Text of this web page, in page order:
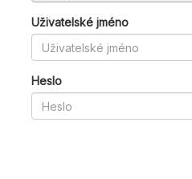
Uživatelské jméno
Heslo